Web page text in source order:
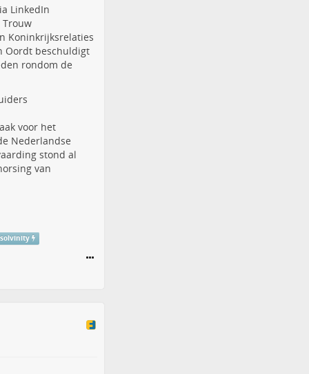
LinkedIn
Koninkrijksrelaties
Oordt beschuldigt
rondom de
voor het
Nederlandse
stond al
van
solvinity